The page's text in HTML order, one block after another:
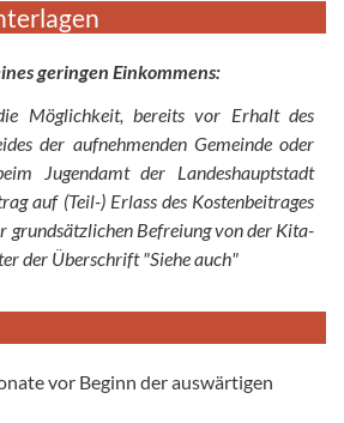
geringen Einkommens:
Möglichkeit, bereits vor Erhalt des
der aufnehmenden Gemeinde oder
Jugendamt der Landeshauptstadt
auf (Teil-) Erlass des Kostenbeitrages
grundsätzlichen Befreiung von der Kita-
der Überschrift "Siehe auch"
vor Beginn der auswärtigen